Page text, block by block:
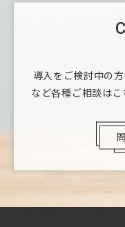
導入をご検討中の
など各種ご相談はこ